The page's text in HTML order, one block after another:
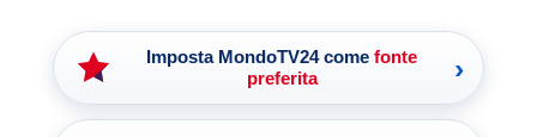
Imposta MondoTV24 come fonte
preferita
›